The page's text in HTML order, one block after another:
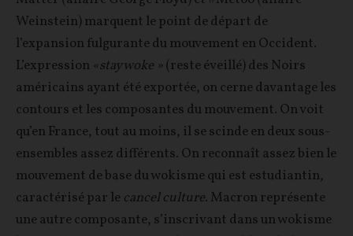
Weinstein) marquent le point de départ de
l’expansion fulgurante du mouvement en Occident.
L’expression «stay woke »(reste éveillé) des Noirs
américains ayant été exportée, on cerne davantage les
contours et les composantes du mouvement. On voit
qu’en France, tout au moins, il se scinde en deux sous-
ensembles assez différents. On reconnaît assez bien le
mouvement de base du wokisme qui est estudiantin,
caractérisé par le cancel culture. Macron représente
une autre composante, s’inscrivant dans un wokisme